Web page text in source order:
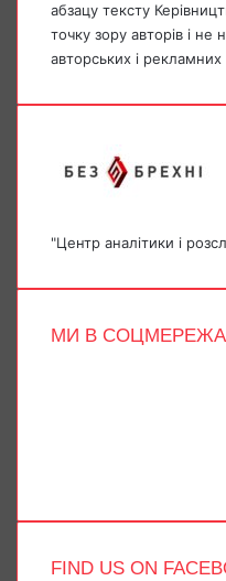
абзацу тексту
точку зору авторів і не
авторських і рекламних
"Центр аналітики і
МИ В
FIND US ON